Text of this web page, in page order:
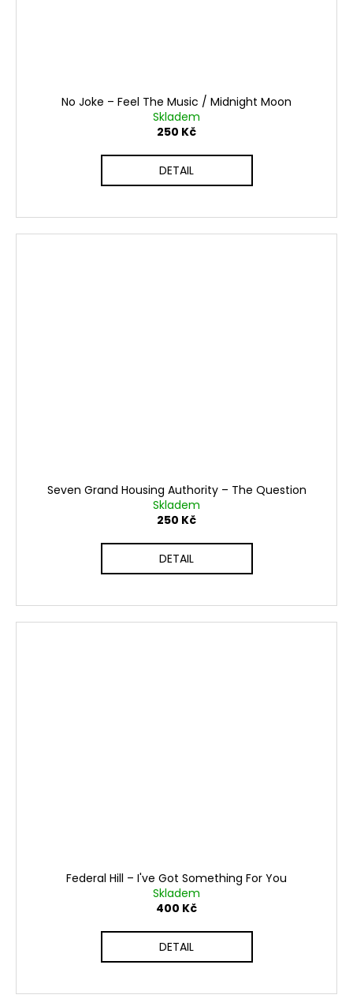
No Joke ‎– Feel The Music / Midnight Moon
Skladem
250 Kč
DETAIL
Seven Grand Housing Authority ‎– The Question
Skladem
250 Kč
DETAIL
Federal Hill ‎– I've Got Something For You
Skladem
400 Kč
DETAIL